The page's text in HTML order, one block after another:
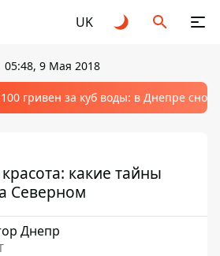
UK
05:48, 9 Мая 2018
гривен за куб воды: в Днепре
какие тайны
Северном
Днепр